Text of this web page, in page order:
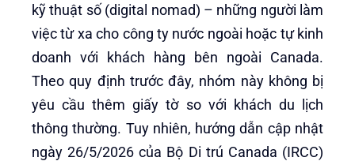
kỹ thuật số (digital nomad) – những người làm
việc từ xa cho công ty nước ngoài hoặc tự kinh
doanh với khách hàng bên ngoài Canada.
Theo quy định trước đây, nhóm này không bị
yêu cầu thêm giấy tờ so với khách du lịch
thông thường. Tuy nhiên, hướng dẫn cập nhật
ngày 26/5/2026 của Bộ Di trú Canada (IRCC)